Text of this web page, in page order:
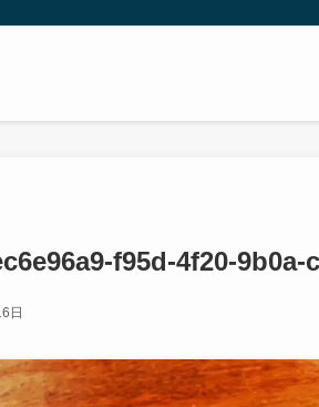
f95d-4f20-9b0a-
日